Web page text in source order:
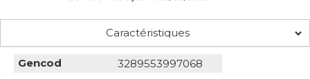
Caractéristiques
Gencod 3289553997068